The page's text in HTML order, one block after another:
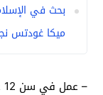
بحث في
ميكا غودتس